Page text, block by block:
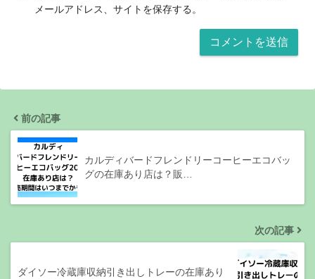
メールアドレス、サイトを保存する。
前の記事
カルディバードフレンドリーコーヒーエコバッ
グの在庫あり店は？販…
次の記事
ダイソー冷蔵庫収納引き出しトレーの在庫あり